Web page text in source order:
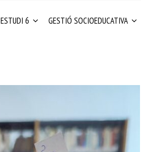
ESTUDI 6
QUALITAT
ESQUEMA
NACIONAL
CLIENTS
COL·LABORACIÓ
AMB
ENTITATS
GESTIÓ SOCIOEDUCATIVA
ANYS
I
ORIENTACIÓ
PSICOPEDAGÒGICA